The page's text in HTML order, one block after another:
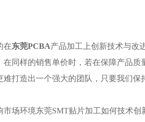
在东莞PCBA产品加工上创新技术与改
在同样的销售单价时，若在保障产品
难打造出一个强大的团队，只要我们
市场环境东莞SMT贴片加工如何技术创